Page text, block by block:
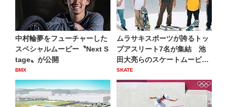
中村輪夢をフューチャーした
スペシャルムービー〝Next S
tage〟が公開
BMX
ムラサキスポーツが誇るトッ
プアスリート7名が集結 池
田大亮らのスケートムービー
が...
SKATE